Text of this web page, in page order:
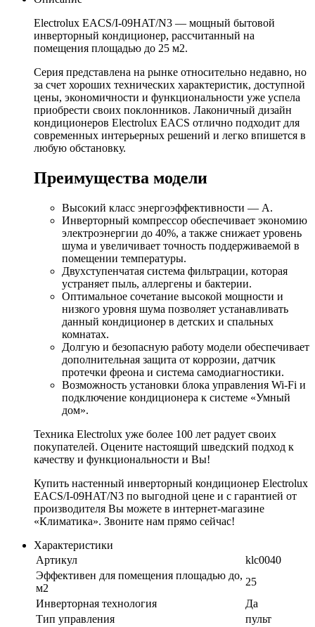
Electrolux EACS/I-09HAT/N3 — мощный бытовой
инверторный кондиционер, рассчитанный на
помещения площадью до 25 м2.
Серия представлена на рынке относительно недавно, но
за счет хороших технических характеристик, доступной
цены, экономичности и функциональности уже успела
приобрести своих поклонников. Лаконичный дизайн
кондиционеров Electrolux EACS отлично подходит для
современных интерьерных решений и легко впишется в
любую обстановку.
Преимущества модели
Высокий класс энергоэффективности — А.
Инверторный компрессор обеспечивает экономию
электроэнергии до 40%, а также снижает уровень
шума и увеличивает точность поддерживаемой в
помещении температуры.
Двухступенчатая система фильтрации, которая
устраняет пыль, аллергены и бактерии.
Оптимальное сочетание высокой мощности и
низкого уровня шума позволяет устанавливать
данный кондиционер в детских и спальных
комнатах.
Долгую и безопасную работу модели обеспечивает
дополнительная защита от коррозии, датчик
протечки фреона и система самодиагностики.
Возможность установки блока управления Wi-Fi и
подключение кондиционера к системе «Умный
дом».
Техника Electrolux уже более 100 лет радует своих
покупателей. Оцените настоящий шведский подход к
качеству и функциональности и Вы!
Купить настенный инверторный кондиционер Electrolux
EACS/I-09HAT/N3 по выгодной цене и с гарантией от
производителя Вы можете в интернет-магазине
«Климатика». Звоните нам прямо сейчас!
Характеристики
Артикул
klc0040
Эффективен для помещения площадью до,
м2
25
Инверторная технология
Да
Тип управления
пульт